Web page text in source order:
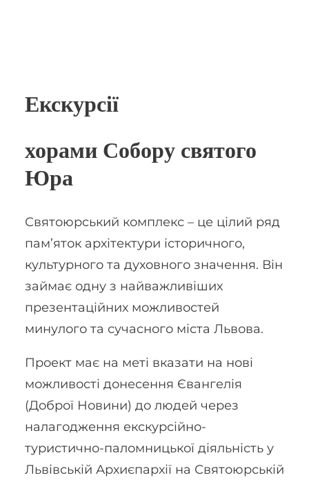
Екскурсії
хорами Собору святого
Юра
Святоюрський комплекс – це цілий ряд
пам’яток архітектури історичного,
культурного та духовного значення. Він
займає одну з найважливіших
презентаційних можливостей
минулого та сучасного міста Львова.
Проект має на меті вказати на нові
можливості донесення Євангелія
(Доброї Новини) до людей через
налагодження екскурсійно-
туристично-паломницької діяльність у
Львівській Архиєпархії на Святоюрській